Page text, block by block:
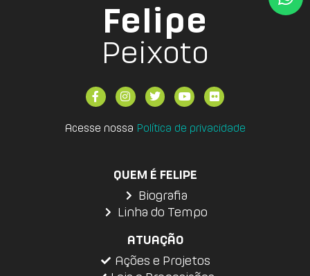
Felipe
Peixoto
Acesse nossa Política de privacidade
QUEM É FELIPE
Biografia
Linha do Tempo
ATUAÇÃO
Ações e Projetos